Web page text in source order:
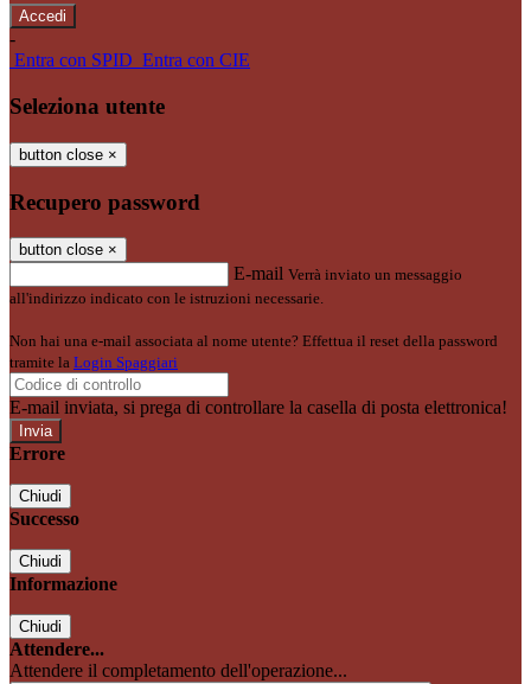
-
Entra con SPID Entra con CIE
Seleziona utente
button close ×
Recupero password
button close ×
E-mail Verrà inviato un messaggio
all'indirizzo indicato con le istruzioni necessarie.
Non hai una e-mail associata al nome utente? Effettua il reset della password
tramite la Login Spaggiari
E-mail inviata, si prega di controllare la casella di posta elettronica!
Errore
Chiudi
Successo
Chiudi
Informazione
Chiudi
Attendere...
Attendere il completamento dell'operazione...